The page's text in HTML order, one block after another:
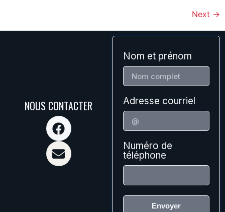
Next →
NOUS CONTACTER
Nom et prénom
Adresse courriel
Numéro de
téléphone
Envoyer